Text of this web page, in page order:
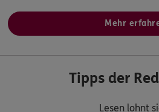
Mehr
Tipps der
Lesen lohnt